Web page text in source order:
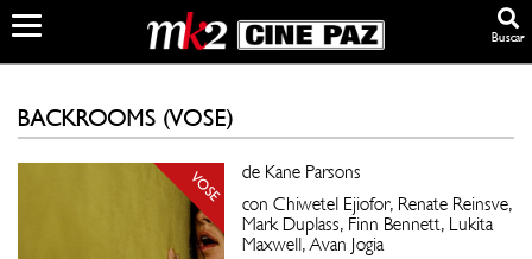
Buscar
BACKROOMS (VOSE)
VOSE
de Kane Parsons
con Chiwetel Ejiofor, Renate Reinsve,
Mark Duplass, Finn Bennett, Lukita
Maxwell, Avan Jogia